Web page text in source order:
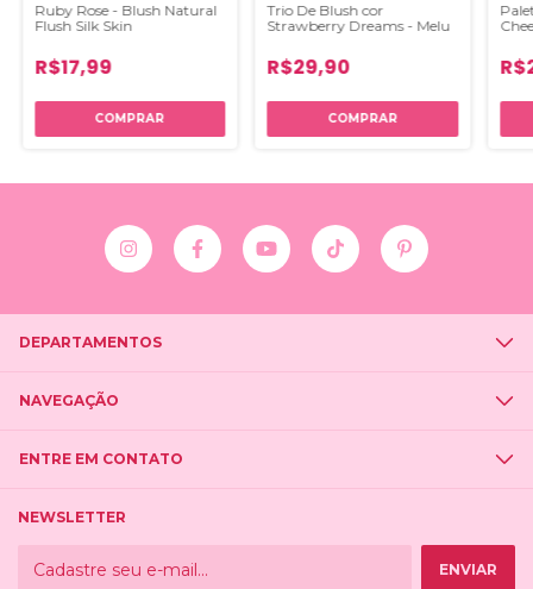
Ruby Rose - Blush Natural
Flush Silk Skin
R$17,99
COMPRAR
Trio De Blush cor
Strawberry Dreams - Melu
R$29,90
DEPARTAMENTOS
NAVEGAÇÃO
ENTRE EM CONTATO
NEWSLETTER